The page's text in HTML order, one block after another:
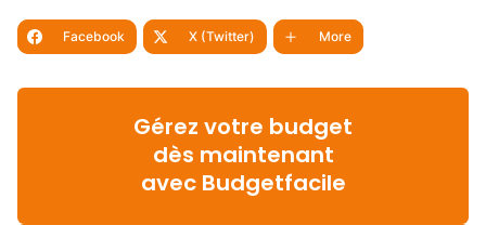
Facebook X (Twitter) More
Gérez votre budget
dès maintenant
avec Budgetfacile